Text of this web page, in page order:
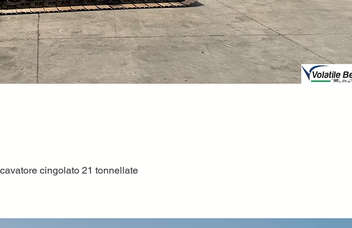
Quick View
cingolato 21 tonnellate